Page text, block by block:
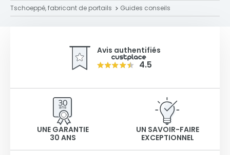
Tschoeppé, fabricant de portails Guides conseils
Avis authentifiés
4.5
UNE GARANTIE
30 ANS
UN SAVOIR-FAIRE
EXCEPTIONNEL